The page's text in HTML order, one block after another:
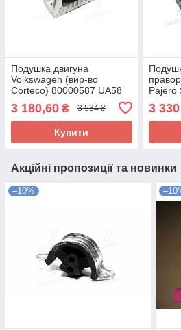
Подушка двигуна
Volkswagen (вир-во
Corteco) 80000587 UA58
3 180,60 ₴ 3 534 ₴
Купити
Pajero
3 330
Акційні пропозиції та новинки
–10%